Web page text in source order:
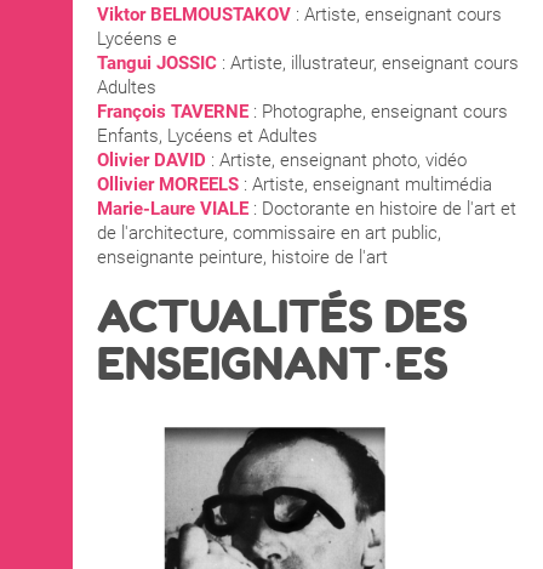
Viktor BELMOUSTAKOV : Artiste, enseignant cours
Lycéens e
Tangui JOSSIC : Artiste, illustrateur, enseignant cours
Adultes
François TAVERNE : Photographe, enseignant cours
Enfants, Lycéens et Adultes
Olivier DAVID : Artiste, enseignant photo, vidéo
Ollivier MOREELS : Artiste, enseignant multimédia
Marie-Laure VIALE : Doctorante en histoire de l'art et
de l'architecture, commissaire en art public,
enseignante peinture, histoire de l'art
ACTUALITÉS DES
ENSEIGNANT·ES